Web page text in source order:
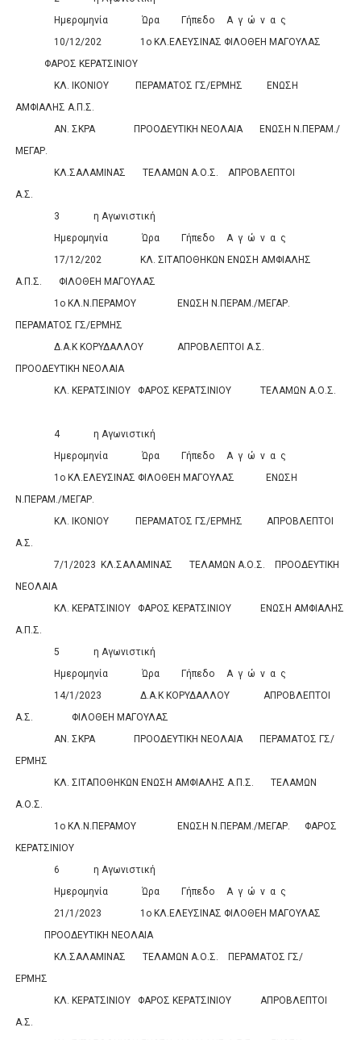
Ημερομηνία
Ώρα Γήπεδο Α γ ώ ν α ς
10/12/202
1ο ΚΛ.ΕΛΕΥΣΙΝΑΣ ΦΙΛΟΘΕΗ ΜΑΓΟΥΛΑΣ
ΦΑΡΟΣ ΚΕΡΑΤΣΙΝΙΟΥ
ΚΛ. ΙΚΟΝΙΟΥ
ΠΕΡΑΜΑΤΟΣ ΓΣ/ΕΡΜΗΣ
ΕΝΩΣΗ
ΑΜΦΙΑΛΗΣ Α.Π.Σ.
ΑΝ. ΣΚΡΑ
ΠΡΟΟΔΕΥΤΙΚΗ ΝΕΟΛΑΙΑ
ΕΝΩΣΗ Ν.ΠΕΡΑΜ./
ΜΕΓΑΡ.
ΚΛ.ΣΑΛΑΜΙΝΑΣ
ΤΕΛΑΜΩΝ Α.Ο.Σ.
ΑΠΡΟΒΛΕΠΤΟΙ
Α.Σ.
3
η Αγωνιστική
Ημερομηνία
Ώρα Γήπεδο Α γ ώ ν α ς
17/12/202
ΚΛ. ΣΙΤΑΠΟΘΗΚΩΝ ΕΝΩΣΗ ΑΜΦΙΑΛΗΣ
Α.Π.Σ.
ΦΙΛΟΘΕΗ ΜΑΓΟΥΛΑΣ
1ο ΚΛ.Ν.ΠΕΡΑΜΟΥ
ΕΝΩΣΗ Ν.ΠΕΡΑΜ./ΜΕΓΑΡ.
ΠΕΡΑΜΑΤΟΣ ΓΣ/ΕΡΜΗΣ
Δ.Α.Κ ΚΟΡΥΔΑΛΛΟΥ
ΑΠΡΟΒΛΕΠΤΟΙ Α.Σ.
ΠΡΟΟΔΕΥΤΙΚΗ ΝΕΟΛΑΙΑ
ΚΛ. ΚΕΡΑΤΣΙΝΙΟΥ
ΦΑΡΟΣ ΚΕΡΑΤΣΙΝΙΟΥ
ΤΕΛΑΜΩΝ Α.Ο.Σ.
4
η Αγωνιστική
Ημερομηνία
Ώρα Γήπεδο Α γ ώ ν α ς
1ο ΚΛ.ΕΛΕΥΣΙΝΑΣ ΦΙΛΟΘΕΗ ΜΑΓΟΥΛΑΣ
ΕΝΩΣΗ
Ν.ΠΕΡΑΜ./ΜΕΓΑΡ.
ΚΛ. ΙΚΟΝΙΟΥ
ΠΕΡΑΜΑΤΟΣ ΓΣ/ΕΡΜΗΣ
ΑΠΡΟΒΛΕΠΤΟΙ
Α.Σ.
7/1/2023 ΚΛ.ΣΑΛΑΜΙΝΑΣ ΤΕΛΑΜΩΝ Α.Ο.Σ.
ΠΡΟΟΔΕΥΤΙΚΗ
ΝΕΟΛΑΙΑ
ΚΛ. ΚΕΡΑΤΣΙΝΙΟΥ
ΦΑΡΟΣ ΚΕΡΑΤΣΙΝΙΟΥ
ΕΝΩΣΗ ΑΜΦΙΑΛΗΣ
Α.Π.Σ.
5
η Αγωνιστική
Ημερομηνία
Ώρα Γήπεδο Α γ ώ ν α ς
14/1/2023
Δ.Α.Κ ΚΟΡΥΔΑΛΛΟΥ
ΑΠΡΟΒΛΕΠΤΟΙ
Α.Σ.
ΦΙΛΟΘΕΗ ΜΑΓΟΥΛΑΣ
ΑΝ. ΣΚΡΑ
ΠΡΟΟΔΕΥΤΙΚΗ ΝΕΟΛΑΙΑ
ΠΕΡΑΜΑΤΟΣ ΓΣ/
ΕΡΜΗΣ
ΚΛ. ΣΙΤΑΠΟΘΗΚΩΝ ΕΝΩΣΗ ΑΜΦΙΑΛΗΣ Α.Π.Σ.
ΤΕΛΑΜΩΝ
Α.Ο.Σ.
1ο ΚΛ.Ν.ΠΕΡΑΜΟΥ
ΕΝΩΣΗ Ν.ΠΕΡΑΜ./ΜΕΓΑΡ.
ΦΑΡΟΣ
ΚΕΡΑΤΣΙΝΙΟΥ
6
η Αγωνιστική
Ημερομηνία
Ώρα Γήπεδο Α γ ώ ν α ς
21/1/2023
1ο ΚΛ.ΕΛΕΥΣΙΝΑΣ ΦΙΛΟΘΕΗ ΜΑΓΟΥΛΑΣ
ΠΡΟΟΔΕΥΤΙΚΗ ΝΕΟΛΑΙΑ
ΚΛ.ΣΑΛΑΜΙΝΑΣ
ΤΕΛΑΜΩΝ Α.Ο.Σ.
ΠΕΡΑΜΑΤΟΣ ΓΣ/
ΕΡΜΗΣ
ΚΛ. ΚΕΡΑΤΣΙΝΙΟΥ
ΦΑΡΟΣ ΚΕΡΑΤΣΙΝΙΟΥ
ΑΠΡΟΒΛΕΠΤΟΙ
Α.Σ.